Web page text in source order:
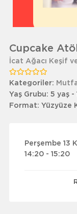
Cupcake
İcat Ağacı Keşif
Kategoriler:
Yaş Grubu: 5 yaş -
Format: Yüzyüze
Perşembe 13
14:20 - 15:20